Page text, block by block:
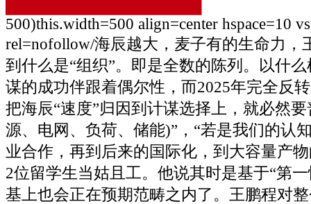
500)this.width=500 align=center hspace=10
rel=nofollow/海辰越大，麦子有的生命力，
到什么是“组织”。即是全数的陈列。以什
谋的成功伴跟着偶尔性，而2025年完全反
把海辰“速度”归因到计谋选择上，就必然
源、电网、负荷、储能)”，“若是我们的认
业合作，再到后来的国际化，到大容量产
2位留学生当姑且工。他说其时是基于“第
基上也会正在预期范畴之内了。王鹏程对